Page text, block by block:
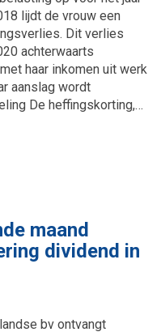
lijdt de vrouw een
Dit verlies
achterwaarts
haar inkomen uit werk
aanslag wordt
De heffingskorting,…
maand
dividend in
bv ontvangt